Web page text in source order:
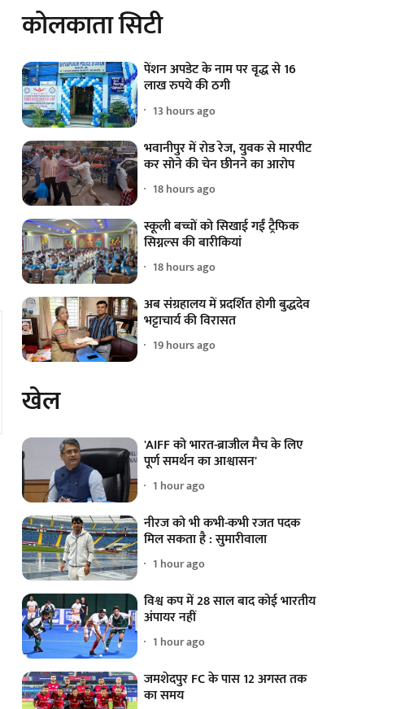
कोलकाता सिटी
पेंशन अपडेट के नाम पर वृद्ध से 16
लाख रुपये की ठगी
13 hours ago
भवानीपुर में रोड रेज, युवक से मारपीट
कर सोने की चेन छीनने का आरोप
18 hours ago
स्कूली बच्चों को सिखाई गईं ट्रैफिक
सिग्नल्स की बारीकियां
18 hours ago
अब संग्रहालय में प्रदर्शित होगी बुद्धदेव
भट्टाचार्य की विरासत
19 hours ago
खेल
'AIFF को भारत-ब्राजील मैच के लिए
पूर्ण समर्थन का आश्वासन'
1 hour ago
नीरज को भी कभी-कभी रजत पदक
मिल सकता है : सुमारीवाला
1 hour ago
विश्व कप में 28 साल बाद कोई भारतीय
अंपायर नहीं
1 hour ago
जमशेदपुर FC के पास 12 अगस्त तक
का समय